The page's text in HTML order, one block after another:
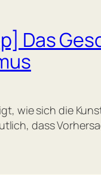
Das
wie sich die
dass